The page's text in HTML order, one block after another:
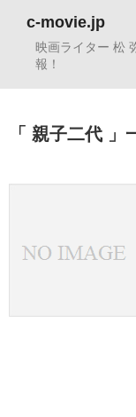
c-movie.jp
映画ライター 松
報！
親子二代